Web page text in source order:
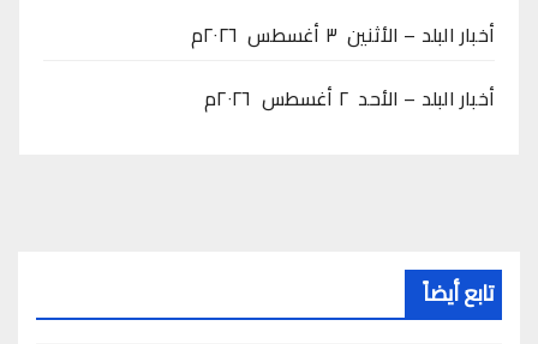
أخبار البلد – الأثنين ٣ أغسطس ٢٠٢٦م
أخبار البلد – الأحد ٢ أغسطس ٢٠٢٦م
تابع أيضاً